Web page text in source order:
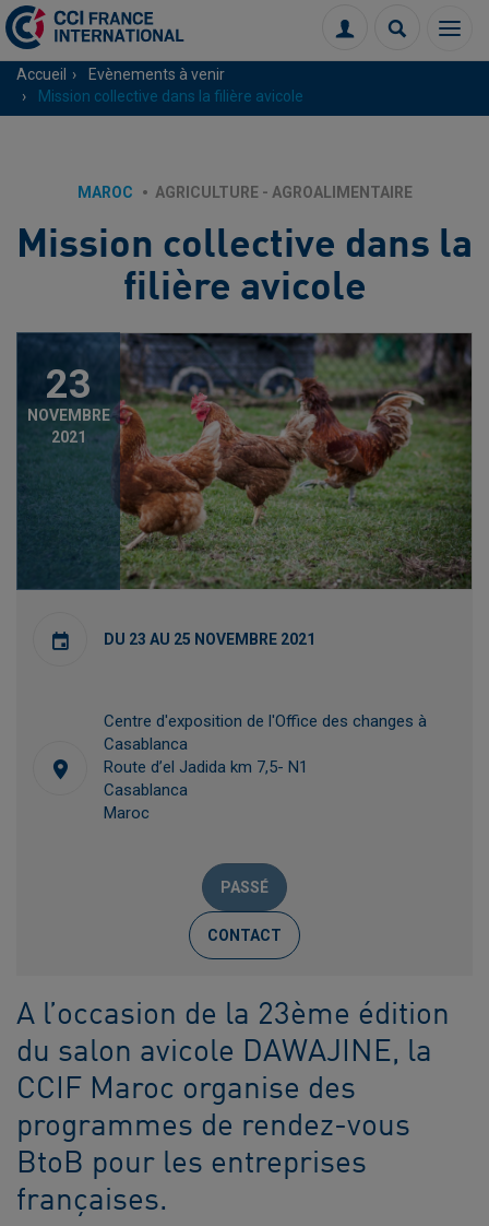
Menu
Connexion
Accueil
Evènements à venir
Mission collective dans la filière avicole
MAROC AGRICULTURE - AGROALIMENTAIRE
Mission collective dans la
filière avicole
23
NOVEMBRE
2021
DU 23 AU 25 NOVEMBRE 2021
Centre d'exposition de l'Office des changes à
Casablanca
Route d’el Jadida km 7,5- N1
Casablanca
Maroc
PASSÉ
CONTACT
A l’occasion de la 23ème édition
du salon avicole DAWAJINE, la
CCIF Maroc organise des
programmes de rendez-vous
BtoB pour les entreprises
françaises.